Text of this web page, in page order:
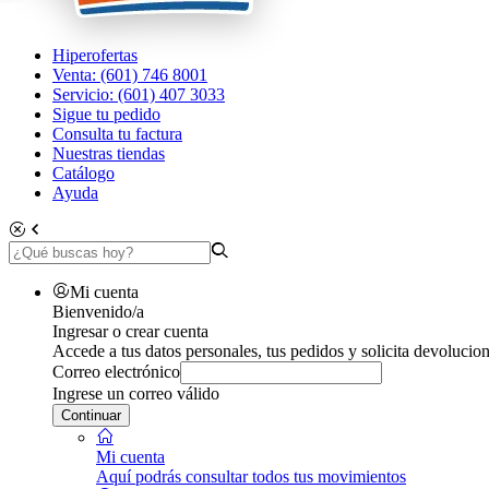
Hiperofertas
Venta: (601) 746 8001
Servicio: (601) 407 3033
Sigue tu pedido
Consulta tu factura
Nuestras tiendas
Catálogo
Ayuda
Mi cuenta
Bienvenido/a
Ingresar o crear cuenta
Accede a tus datos personales, tus pedidos y solicita
Correo electrónico
Ingrese un correo válido
Continuar
Mi cuenta
Aquí podrás consultar todos tus movimientos